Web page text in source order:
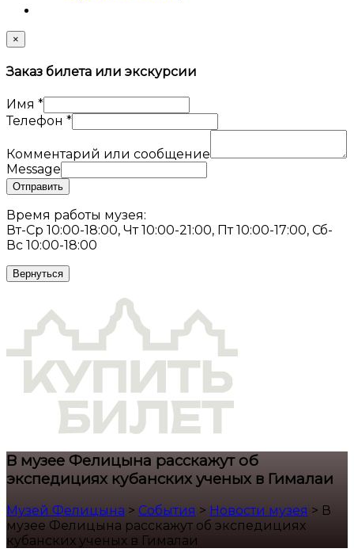
×
Заказ билета или экскурсии
Имя *
Телефон *
Комментарий или сообщение
Message
Отправить
Время работы музея:
Вт-Ср 10:00-18:00, Чт 10:00-21:00, Пт 10:00-17:00, Сб-
Вс 10:00-18:00
Вернуться
В музее Фелицына расскажут об
экспедициях кубанских ученых в Гималаи
Музей Фелицына > События > Новости музея > В
музее Фелицына расскажут об экспедициях
кубанских ученых в Гималаи